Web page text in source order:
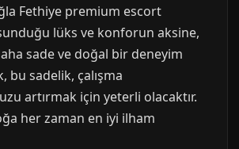
Fethiye premium escort
lüks ve konforun aksine,
sade ve doğal bir deneyim
bu sadelik, çalışma
artırmak için yeterli olacaktır.
her zaman en iyi ilham